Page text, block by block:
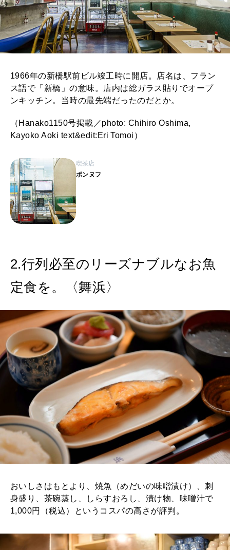
1966年の新橋駅前ビル竣工時に開店。店名は、フラン
ス語で「新橋」の意味。店内は総ガラス貼りでオープ
ンキッチン。当時の最先端だったのだとか。
（Hanako1150号掲載／photo: Chihiro Oshima,
Kayoko Aoki text&edit:Eri Tomoi）
喫茶店
ポンヌフ
2.行列必至のリーズナブルなお魚
定食を。〈舞浜〉
おいしさはもとより、焼魚（めだいの味噌漬け）、刺
身盛り、茶碗蒸し、しらすおろし、漬け物、味噌汁で
1,000円（税込）というコスパの高さが評判。